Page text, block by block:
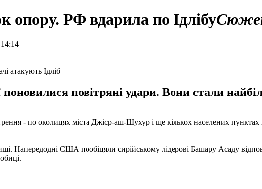
опору. РФ вдарила по Ідлібу
поновилися повітряні удари. Вони стали
- по околицях міста Джіср-аш-Шухур і ще кількох населених
Напередодні США пообіцяли сирійському лідерові Башару Асаду